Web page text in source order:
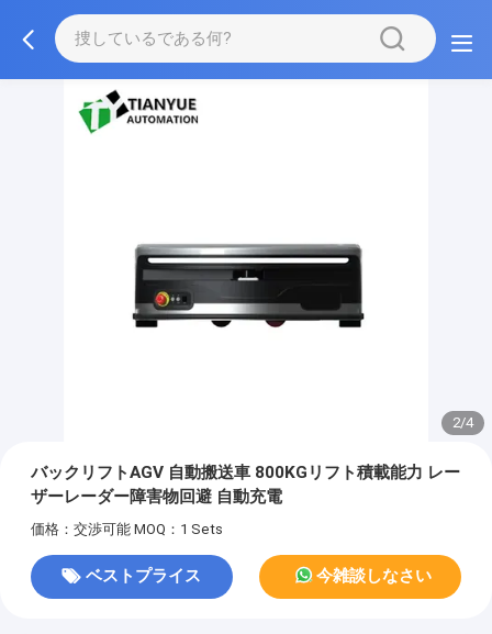
2/4
バックリフトAGV 自動搬送車 800KGリフト積載能力 レー
ザーレーダー障害物回避 自動充電
価格：交渉可能 MOQ：1 Sets
ベストプライス 今雑談しなさい